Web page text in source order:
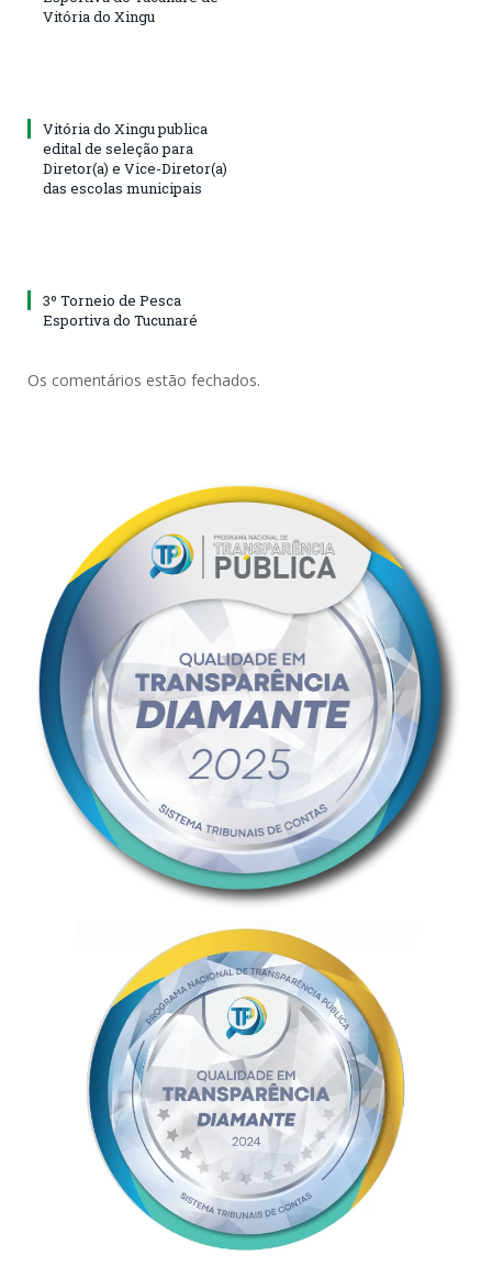
Vitória do Xingu
Vitória do Xingu publica
edital de seleção para
Diretor(a) e Vice-Diretor(a)
das escolas municipais
3º Torneio de Pesca
Esportiva do Tucunaré
Os comentários estão fechados.